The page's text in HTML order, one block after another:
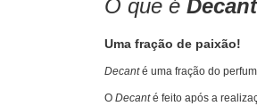
O que é Decant
Uma fração de paixão!
Decanté uma fração do
O Decanté feito após a